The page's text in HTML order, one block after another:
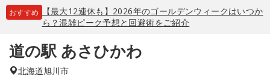
おすすめ
【最大12連休も】2026年のゴールデンウィークはいつか
ら？混雑ピーク予想と回避術をご紹介
道の駅 あさひかわ
北海道旭川市